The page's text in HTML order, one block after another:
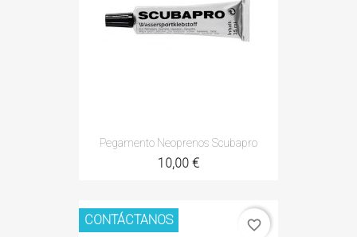
Pegamento Neoprenos Scubapro
10,00 €
CONTÁCTANOS favorite_border